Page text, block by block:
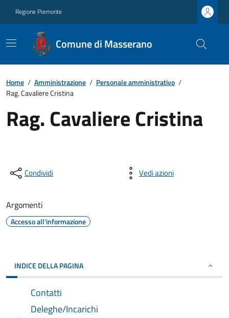
Regione Piemonte
Comune di Masserano
Home / Amministrazione / Personale amministrativo /
Rag. Cavaliere Cristina
Rag. Cavaliere Cristina
Condividi Vedi azioni
Argomenti
Accesso all'informazione
INDICE DELLA PAGINA
Contatti
Deleghe/Incarichi